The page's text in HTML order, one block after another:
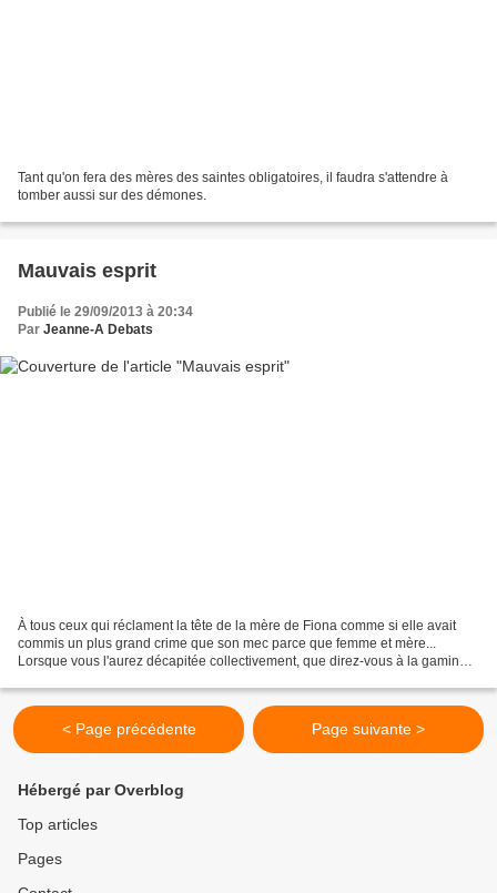
Tant qu'on fera des mères des saintes obligatoires, il faudra s'attendre à
tomber aussi sur des démones.
Mauvais esprit
Publié le 29/09/2013 à 20:34
Par Jeanne-A Debats
À tous ceux qui réclament la tête de la mère de Fiona comme si elle avait
commis un plus grand crime que son mec parce que femme et mère...
Lorsque vous l'aurez décapitée collectivement, que direz-vous à la gamine
< Page précédente Page suivante >
Hébergé par Overblog
Top articles
Pages